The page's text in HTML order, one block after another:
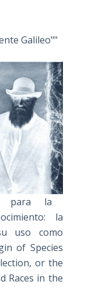
Galileo""
para la
la
uso como
of Species
or the
Races in the